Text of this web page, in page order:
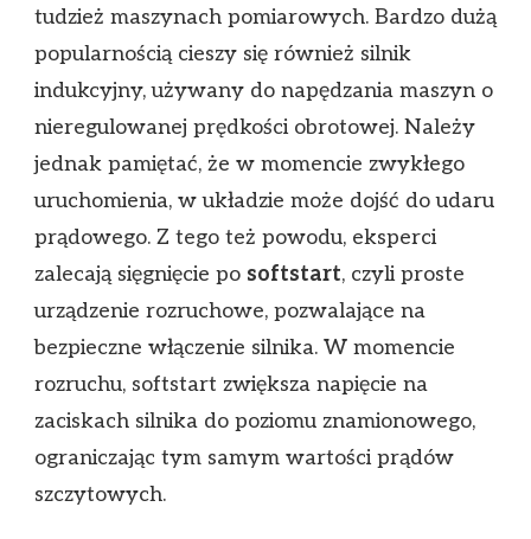
tudzież maszynach pomiarowych. Bardzo dużą
popularnością cieszy się również silnik
indukcyjny, używany do napędzania maszyn o
nieregulowanej prędkości obrotowej. Należy
jednak pamiętać, że w momencie zwykłego
uruchomienia, w układzie może dojść do udaru
prądowego. Z tego też powodu, eksperci
zalecają sięgnięcie po softstart, czyli proste
urządzenie rozruchowe, pozwalające na
bezpieczne włączenie silnika. W momencie
rozruchu, softstart zwiększa napięcie na
zaciskach silnika do poziomu znamionowego,
ograniczając tym samym wartości prądów
szczytowych.